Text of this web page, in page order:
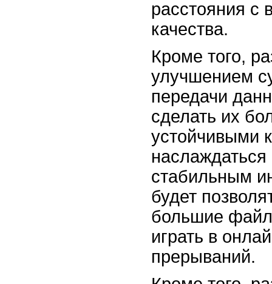
расстояния с
качества.
Кроме того,
улучшением
передачи
сделать их
устойчивыми
стабильным
будет
большие
играть в
прерываний.